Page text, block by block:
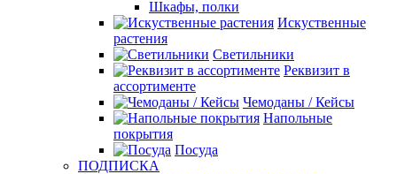
Шкафы, полки
Искуственные
растения
Светильники
Реквизит в
ассортименте
Чемоданы / Кейсы
Напольные
покрытия
Посуда
ПОДПИСКА